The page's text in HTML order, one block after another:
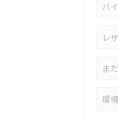
バ
レ
ま
環